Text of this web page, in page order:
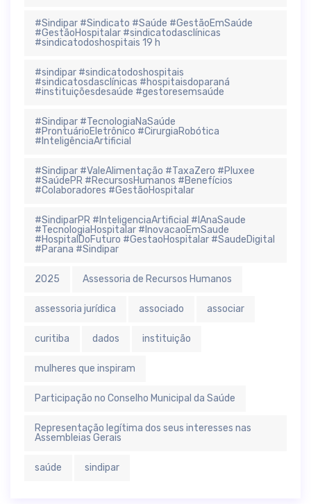
#Sindipar #Sindicato #Saúde #GestãoEmSaúde
#GestãoHospitalar #sindicatodasclínicas
#sindicatodoshospitais 19 h
#sindipar #sindicatodoshospitais
#sindicatosdasclínicas #hospitaisdoparaná
#instituiçõesdesaúde #gestoresemsaúde
#Sindipar #TecnologiaNaSaúde
#ProntuárioEletrônico #CirurgiaRobótica
#InteligênciaArtificial
#Sindipar #ValeAlimentação #TaxaZero #Pluxee
#SaúdePR #RecursosHumanos #Benefícios
#Colaboradores #GestãoHospitalar
#SindiparPR #InteligenciaArtificial #IAnaSaude
#TecnologiaHospitalar #InovacaoEmSaude
#HospitalDoFuturo #GestaoHospitalar #SaudeDigital
#Parana #Sindipar
2025 Assessoria de Recursos Humanos
assessoria jurídica associado associar
curitiba dados instituição
mulheres que inspiram
Participação no Conselho Municipal da Saúde
Representação legítima dos seus interesses nas
Assembleias Gerais
saúde sindipar